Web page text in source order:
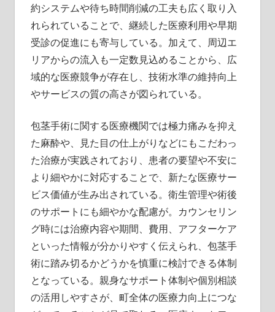
約システムや待ち時間削減の工夫も広く取り入
れられていることで、継続した医療利用や早期
受診の促進にも寄与している。加えて、周辺エ
リアからの流入も一定数見込めることから、広
域的な医療競争が存在し、技術水準の維持向上
やサービスの質の高さが図られている。
包茎手術に関する医療機関では極力痛みを抑え
た麻酔や、見た目の仕上がりなどにもこだわっ
た治療が実践されており、患者の要望や不安に
より細やかに対応することで、新たな医療サー
ビス価値が生み出されている。衛生管理や術後
のサポートにも細やかな配慮が。カウンセリン
グ時には治療内容や期間、費用、アフターケア
といった情報が分かりやすく伝えられ、包茎手
術に踏み切るかどうかを慎重に検討できる体制
となっている。親身なサポート体制や個別相談
の活用しやすさが、町全体の医療力向上につな